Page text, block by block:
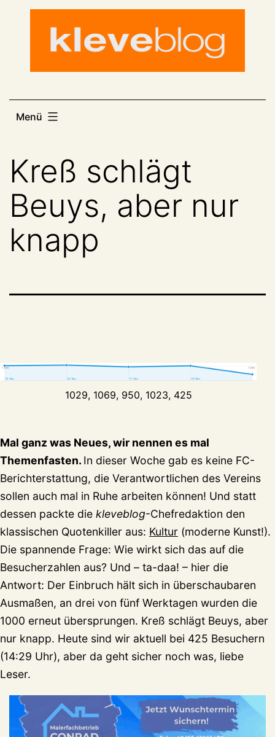
Menü
Kreß schlägt
Beuys, aber nur
knapp
1029, 1069, 950, 1023, 425
Mal ganz was Neues, wir nennen es mal
Themenfasten. In dieser Woche gab es keine FC-
Berichterstattung, die Verantwortlichen des Vereins
sollen auch mal in Ruhe arbeiten können! Und statt
dessen packte die kleveblog-Chefredaktion den
klassischen Quotenkiller aus: Kultur (moderne Kunst!).
Die spannende Frage: Wie wirkt sich das auf die
Besucherzahlen aus? Und – ta-daa! – hier die
Antwort: Der Einbruch hält sich in überschaubaren
Ausmaßen, an drei von fünf Werktagen wurden die
1000 erneut übersprungen. Kreß schlägt Beuys, aber
nur knapp. Heute sind wir aktuell bei 425 Besuchern
(14:29 Uhr), aber da geht sicher noch was, liebe
Leser.